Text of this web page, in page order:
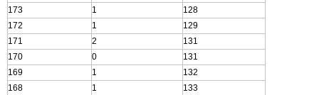
173
1
128
172
1
129
171
2
131
170
0
131
169
1
132
168
1 133